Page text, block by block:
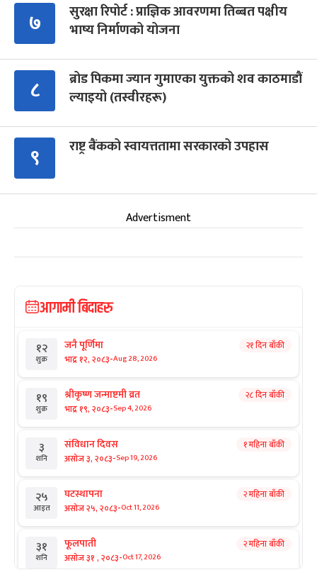
७
सुरक्षा रिपोर्ट : प्राज्ञिक आवरणमा तिब्बत पक्षीय
भाष्य निर्माणको योजना
८
ब्रोड पिकमा ज्यान गुमाएका युक्तको शव काठमाडौं
ल्याइयो (तस्वीरहरू)
९ राष्ट्र बैंकको स्वायत्ततामा सरकारको उपहास
Advertisment
आगामी बिदाहरु
१२
शुक्र
जनै पूर्णिमा
भाद्र १२, २०८३-Aug 28, 2026
२१ दिन बाँकी
१९
शुक्र
श्रीकृष्ण जन्माष्टमी व्रत
भाद्र १९, २०८३-Sep 4, 2026
२८ दिन बाँकी
३
शनि
संविधान दिवस
असोज ३, २०८३-Sep 19, 2026
१ महिना बाँकी
२५
आइत
घटस्थापना
असोज २५, २०८३-Oct 11, 2026
२ महिना बाँकी
३१
शनि
फूलपाती
असोज ३१ , २०८३-Oct 17, 2026
२ महिना बाँकी